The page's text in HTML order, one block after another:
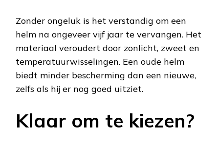
Zonder ongeluk is het verstandig om een
helm na ongeveer vijf jaar te vervangen. Het
materiaal veroudert door zonlicht, zweet en
temperatuurwisselingen. Een oude helm
biedt minder bescherming dan een nieuwe,
zelfs als hij er nog goed uitziet.
Klaar om te kiezen?